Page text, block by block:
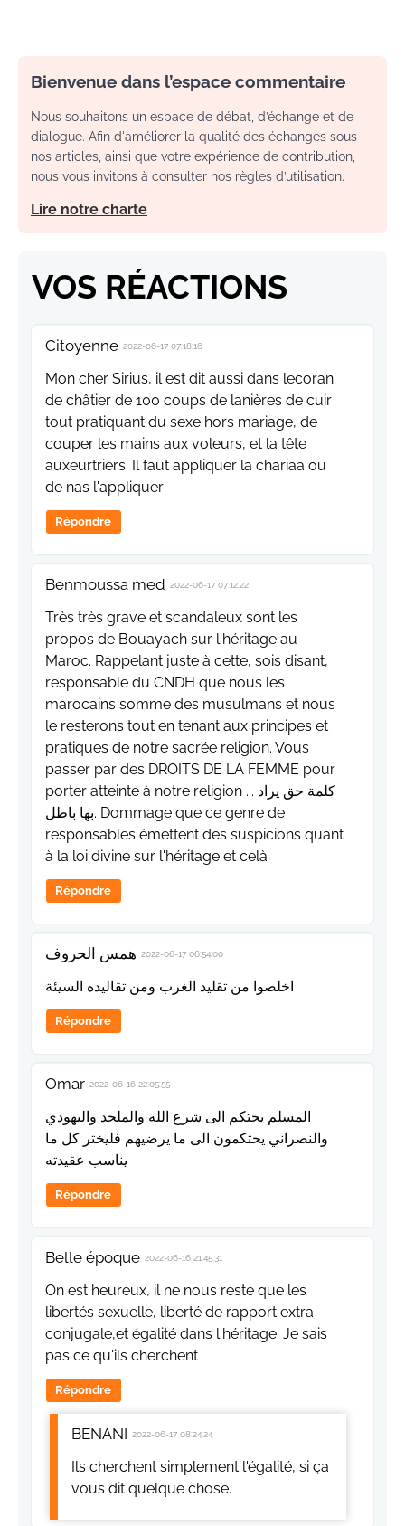
Bienvenue dans l’espace commentaire
Nous souhaitons un espace de débat, d’échange et de
dialogue. Afin d'améliorer la qualité des échanges sous
nos articles, ainsi que votre expérience de contribution,
nous vous invitons à consulter nos règles d’utilisation.
Lire notre charte
VOS RÉACTIONS
Citoyenne 2022-06-17 07:18:16
Mon cher Sirius, il est dit aussi dans lecoran
de châtier de 100 coups de lanières de cuir
tout pratiquant du sexe hors mariage, de
couper les mains aux voleurs, et la tête
auxeurtriers. Il faut appliquer la chariaa ou
de nas l'appliquer
Répondre
Benmoussa med 2022-06-17 07:12:22
Très très grave et scandaleux sont les
propos de Bouayach sur l'héritage au
Maroc. Rappelant juste à cette, sois disant,
responsable du CNDH que nous les
marocains somme des musulmans et nous
le resterons tout en tenant aux principes et
pratiques de notre sacrée religion. Vous
passer par des DROITS DE LA FEMME pour
porter atteinte à notre religion ... كلمة حق يراد
بها باطل. Dommage que ce genre de
responsables émettent des suspicions quant
à la loi divine sur l'héritage et celà
Répondre
همس الحروف 2022-06-17 06:54:00
اخلصوا من تقليد الغرب ومن تقاليده السيئة
Répondre
Omar 2022-06-16 22:05:55
المسلم يحتكم الى شرع الله والملحد واليهودي
والنصراني يحتكمون الى ما يرضيهم فليختر كل ما
يناسب عقيدته
Répondre
Belle époque 2022-06-16 21:45:31
On est heureux, il ne nous reste que les
libertés sexuelle, liberté de rapport extra-
conjugale,et égalité dans l'héritage. Je sais
pas ce qu'ils cherchent
Répondre
BENANI 2022-06-17 08:24:24
Ils cherchent simplement l'égalité, si ça
vous dit quelque chose.